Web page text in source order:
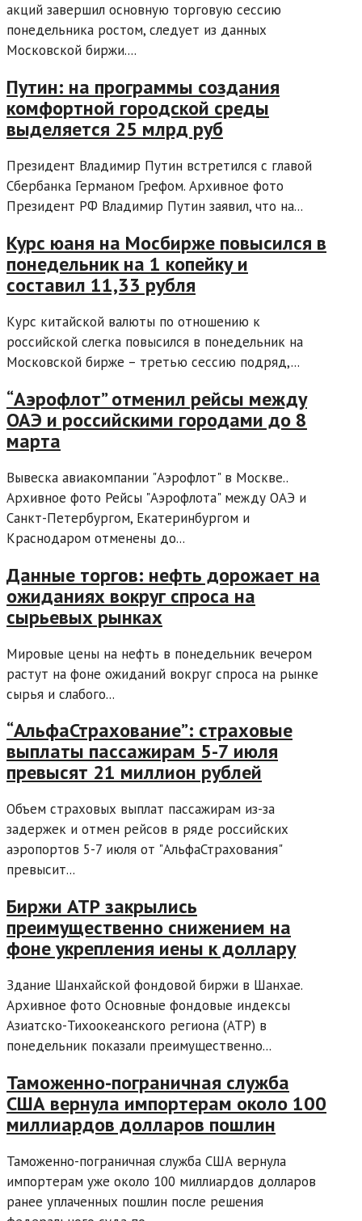
акций завершил основную торговую сессию
понедельника ростом, следует из данных
Московской биржи....
Путин: на программы создания
комфортной городской среды
выделяется 25 млрд руб
Президент Владимир Путин встретился с главой
Сбербанка Германом Грефом. Архивное фото
Президент РФ Владимир Путин заявил, что на...
Курс юаня на Мосбирже повысился в
понедельник на 1 копейку и
составил 11,33 рубля
Курс китайской валюты по отношению к
российской слегка повысился в понедельник на
Московской бирже – третью сессию подряд,...
“Аэрофлот” отменил рейсы между
ОАЭ и российскими городами до 8
марта
Вывеска авиакомпании "Аэрофлот" в Москве..
Архивное фото Рейсы "Аэрофлота" между ОАЭ и
Санкт-Петербургом, Екатеринбургом и
Краснодаром отменены до...
Данные торгов: нефть дорожает на
ожиданиях вокруг спроса на
сырьевых рынках
Мировые цены на нефть в понедельник вечером
растут на фоне ожиданий вокруг спроса на рынке
сырья и слабого...
“АльфаСтрахование”: страховые
выплаты пассажирам 5-7 июля
превысят 21 миллион рублей
Объем страховых выплат пассажирам из-за
задержек и отмен рейсов в ряде российских
аэропортов 5-7 июля от "АльфаСтрахования"
превысит...
Биржи АТР закрылись
преимущественно снижением на
фоне укрепления иены к доллару
Здание Шанхайской фондовой биржи в Шанхае.
Архивное фото Основные фондовые индексы
Азиатско-Тихоокеанского региона (АТР) в
понедельник показали преимущественно...
Таможенно-пограничная служба
США вернула импортерам около 100
миллиардов долларов пошлин
Таможенно-пограничная служба США вернула
импортерам уже около 100 миллиардов долларов
ранее уплаченных пошлин после решения